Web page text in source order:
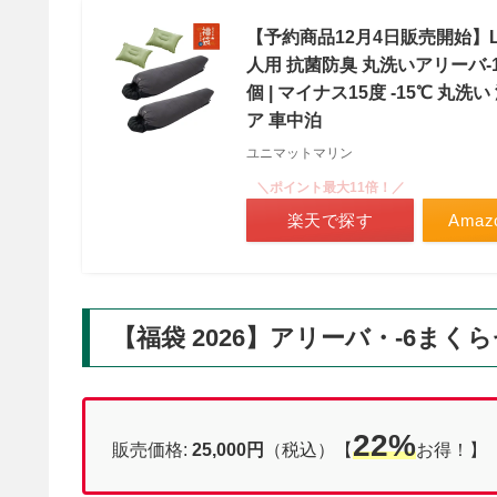
【予約商品12月4日販売開始
人用 抗菌防臭 丸洗いアリー
個 | マイナス15度 -15℃ 丸洗い
ア 車中泊
ユニマットマリン
＼ポイント最大11倍！／
楽天で探す
【福袋 2026】アリーバ・-6まく
販売価格: 25,000円 （税込）【22%お得！】